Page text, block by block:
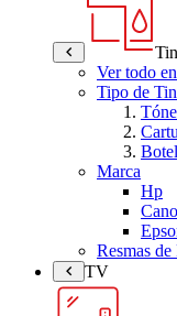
Ver todo
Tipo de
Marca
Hp
Resmas de
TV